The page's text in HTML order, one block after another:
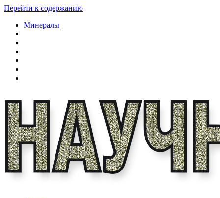
Перейти к содержанию
Минералы